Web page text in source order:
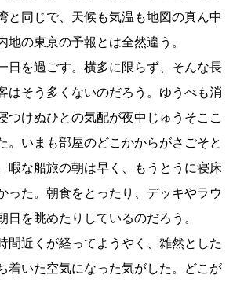
と同じで、天候も気温も地図の真ん中
地の東京の予報とは全然違う。
日を過ごす。横多に限らず、そんな長
はそう多くないのだろう。ゆうべも消
つけぬひとの気配が夜中じゅうそここ
。いまも部屋のどこかからがさごそと
暇な船旅の朝は早く、もうとうに寝床
った。朝食をとったり、デッキやラウ
日を眺めたりしているのだろう。
近くが経ってようやく、雑然とした
着いた空気になった気がした。どこが